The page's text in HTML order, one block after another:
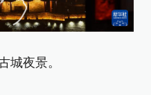
城夜景。